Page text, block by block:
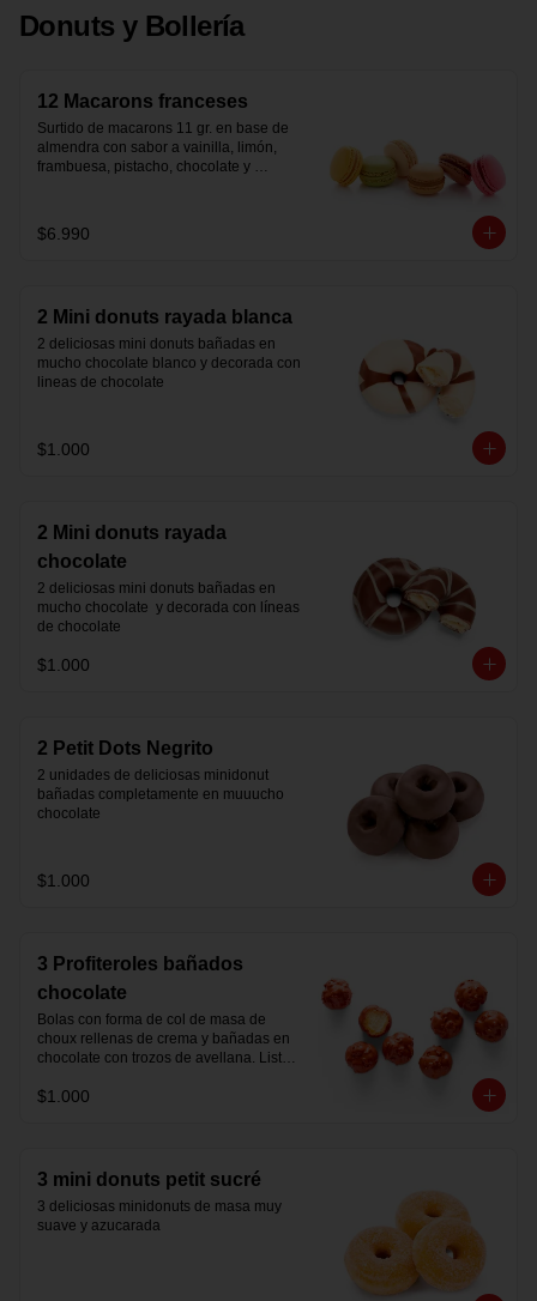
Donuts y Bollería
12 Macarons franceses
Surtido de macarons 11 gr. en base de
almendra con sabor a vainilla, limón,
frambuesa, pistacho, chocolate y
$6.990
2 Mini donuts rayada blanca
2 deliciosas mini donuts bañadas en
mucho chocolate blanco y decorada con
lineas de chocolate
$1.000
2 Mini donuts rayada
chocolate
2 deliciosas mini donuts bañadas en
mucho chocolate  y decorada con líneas
de chocolate
$1.000
2 Petit Dots Negrito
2 unidades de deliciosas minidonut
bañadas completamente en muuucho
chocolate
$1.000
3 Profiteroles bañados
chocolate
Bolas con forma de col de masa de
choux rellenas de crema y bañadas en
chocolate con trozos de avellana. Listas
$1.000
3 mini donuts petit sucré
3 deliciosas minidonuts de masa muy
suave y azucarada